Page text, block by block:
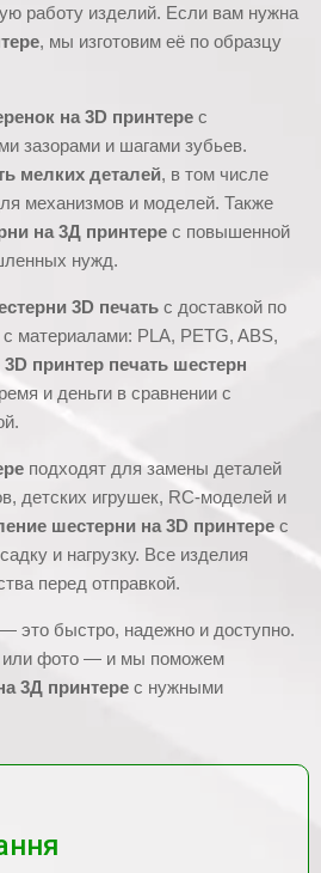
работу изделий. Если вам нужна
, мы изготовим её по образцу
на 3D принтере с
зазорами и шагами зубьев.
мелких деталей, в том числе
механизмов и моделей. Также
на 3Д принтере с повышенной
нужд.
3D печать с доставкой по
материалами: PLA, PETG, ABS,
3D принтер печать шестерн
и деньги в сравнении с
подходят для замены деталей
детских игрушек, RC-моделей и
шестерни на 3D принтере с
и нагрузку. Все изделия
перед отправкой.
— это быстро, надежно и доступно.
или фото — и мы поможем
3Д принтере с нужными